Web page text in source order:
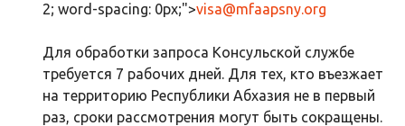
2; word-spacing: 0px;">visa@mfaapsny.org
Для обработки запроса Консульской службе
требуется 7 рабочих дней. Для тех, кто въезжает
на территорию Республики Абхазия не в первый
раз, сроки рассмотрения могут быть сокращены.